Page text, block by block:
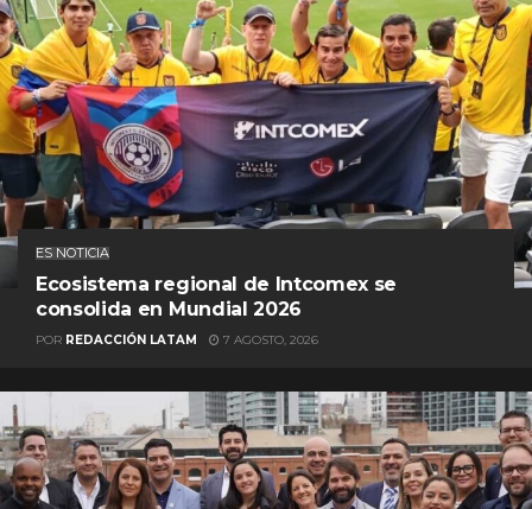
ES NOTICIA
Ecosistema regional de Intcomex se
consolida en Mundial 2026
POR REDACCIÓN LATAM 7 AGOSTO, 2026